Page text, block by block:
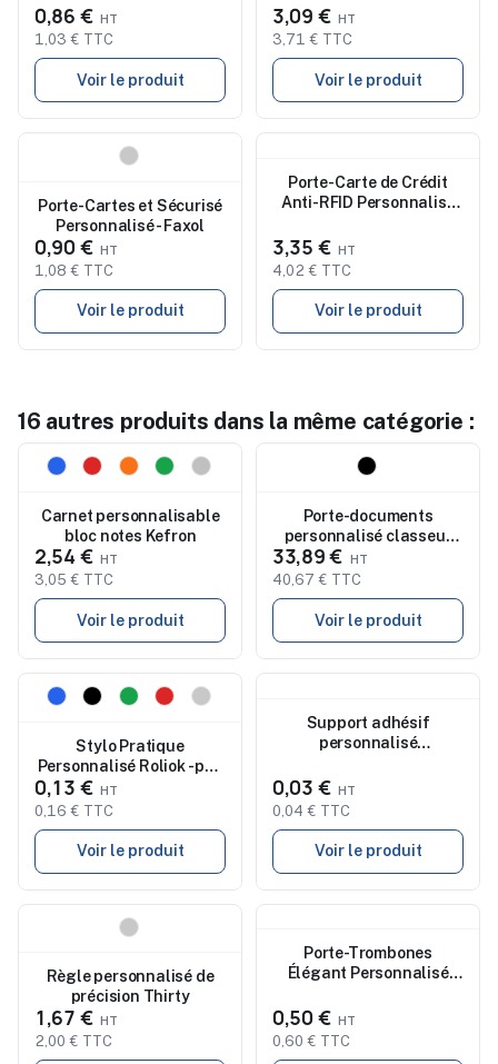
0,86 €
1,03 € TTC
Voir le produit
Kenxo
3,09 €
3,71 € TTC
Voir le produit
Porte-Cartes et Sécurisé
Personnalisé - Faxol
0,90 €
1,08 € TTC
Voir le produit
Porte-Carte de Crédit
Anti-RFID Personnalisé
cher
3,35 €
4,02 € TTC
Voir le produit
16 autres produits dans la même catégorie :
Nouveau
Carnet personnalisable
bloc notes Kefron
2,54 €
3,05 € TTC
Voir le produit
Porte-documents
personnalisé classeur
A4 en cuir reconstitué
Lilo
33,89 €
40,67 € TTC
Voir le produit
Nouveau
Stylo Pratique
Personnalisé Roliok - pas
cher
0,13 €
0,16 € TTC
Voir le produit
Support adhésif
personnalisé
0,03 €
0,04 € TTC
Voir le produit
Règle personnalisé de
précision Thirty
1,67 €
2,00 € TTC
Porte-Trombones
Élégant Personnalisé
0,50 €
0,60 € TTC